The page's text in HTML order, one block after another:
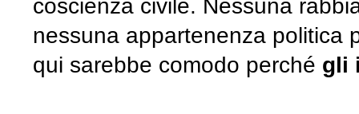
coscienza civile. Nessuna
nessuna appartenenza politica
qui sarebbe comodo perché gli